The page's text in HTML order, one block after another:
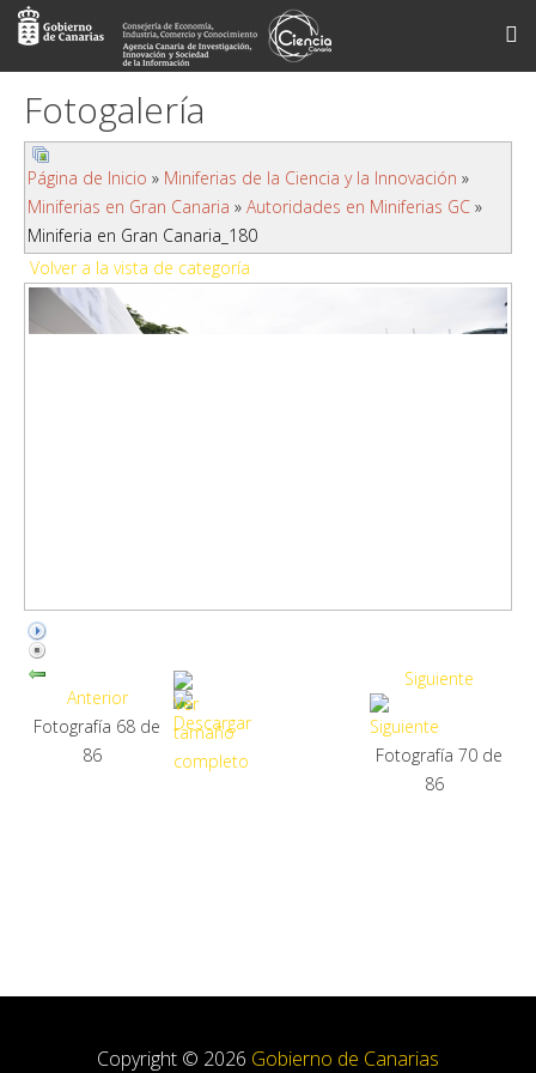
Fotogalería
Página de Inicio » Miniferias de la Ciencia y la Innovación »
Miniferias en Gran Canaria » Autoridades en Miniferias GC »
Miniferia en Gran Canaria_180
Volver a la vista de categoría
Anterior
Fotografía 68 de
86
Siguiente
Fotografía 70 de
86
Copyright © 2026 Gobierno de Canarias